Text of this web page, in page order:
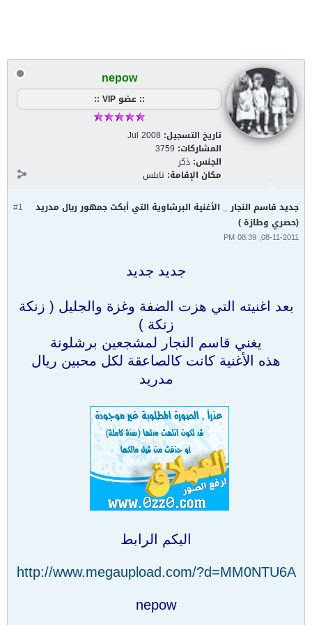
nepow
:: عضو VIP ::
تاريخ التسجيل: Jul 2008
المشاركات: 3759
الجنس: ذكر
مكان الإقامة: نابلس
#1
جديد قاسم النجار _ الأغنية البرشاوية التي أبكت جمهور ريال مدريد
(حصري وطازة )
08-11-2011, 08:39 PM
جديد جديد
بعد اغنيته التي هزت الضفة وغزة والجليل ( زنكة
زنكة )
يغني قاسم النجار لمشجعين برشلونة
هذه الأغنية كانت كالصاعقة لكل محبين ريال
مدريد
اليكم الرابط
http://www.megaupload.com/?d=MM0NTU6A
nepow